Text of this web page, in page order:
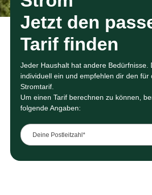
Jetzt den
Tarif finden
Jeder Haushalt hat andere Bedürfnisse.
individuell ein und empfehlen dir den für
Stromtarif.
Um einen Tarif berechnen zu können,
folgende Angaben:
Deine Postleitzahl*
Deine Postleitzahl*